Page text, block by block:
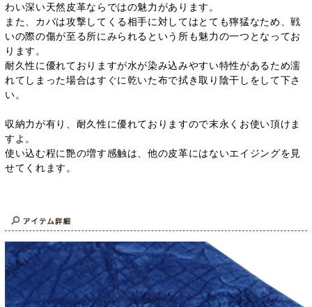
わい深い天然皮革ならではの魅力があります。
また、カバは攻撃してくる相手に対してはとても獰猛なため、戦
いの際の傷が至る所にみられるという所も魅力の一つとなってお
ります。
耐久性に優れておりますが水が染み込みやすい特性があるため濡
れてしまった場合はすぐに乾いた布で拭き取り陰干しをして下さ
い。
収納力が有り、耐久性に優れておりますので末永くお使い頂けま
すよ。
使い込む程に艶の増す感触は、他の皮革にはないエイジングを見
せてくれます。